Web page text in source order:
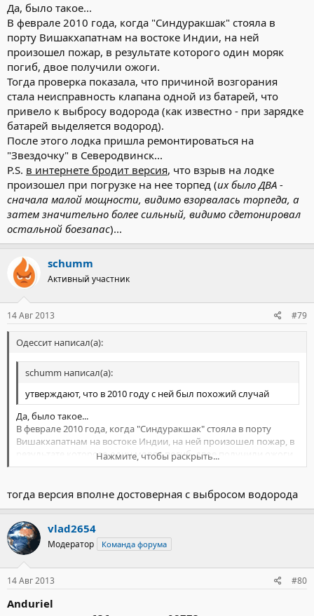
Да, было такое...
В феврале 2010 года, когда "Синдуракшак" стояла в
порту Вишакхапатнам на востоке Индии, на ней
произошел пожар, в результате которого один моряк
погиб, двое получили ожоги.
Тогда проверка показала, что причиной возгорания
стала неисправность клапана одной из батарей, что
привело к выбросу водорода (как известно - при зарядке
батарей выделяется водород).
После этого лодка пришла ремонтироваться на
"Звездочку" в Северодвинск...
P.S. в интернете бродит версия, что взрыв на лодке
произошел при погрузке на нее торпед (их было ДВА -
сначала малой мощности, видимо взорвалась торпеда, а
затем значительно более сильный, видимо сдетонировал
остальной боезапас)...
schumm
Активный участник
14 Авг 2013 #79
Одессит написал(а):
schumm написал(а):
утверждают, что в 2010 году с ней был похожий случай
Да, было такое...
В феврале 2010 года, когда "Синдуракшак" стояла в порту
Вишакхапатнам на востоке Индии, на ней произошел пожар, в
результате которого один моряк погиб, двое получили ожоги.
Тогда проверка показала, что причиной возгорания стала
выбросу водорода (как известно - при зарядке батарей
выделяется водород).
Северодвинск...
P.S.в интернете бродит версия, что взрыв (
малой мощности, видимо взорвалась торпеда, а затем
значительно более сильный, видимо сдетонировал остальной
боезапас ) на лодке произошел при погрузке на нее торпед.
Нажмите, чтобы раскрыть...
тогда версия вполне достоверная с выбросом водорода
vlad2654
Модератор Команда форума
14 Авг 2013 #80
Anduriel